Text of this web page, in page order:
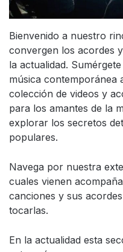
Bienvenido a nuestro
convergen los acordes
la actualidad.
música contemporánea
colección de videos y
para los amantes de la
explorar los secretos
populares.
Navega por nuestra
cuales vienen
canciones y sus
tocarlas.
En la actualidad esta